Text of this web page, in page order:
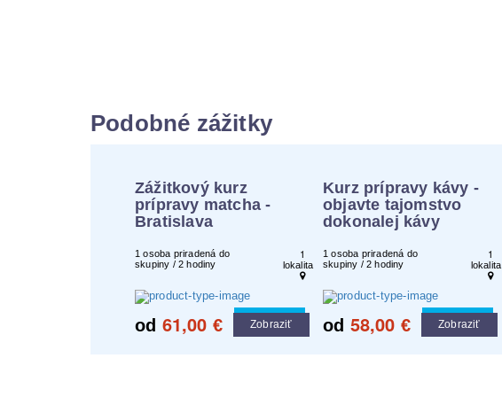
Podobné zážitky
Zážitkový kurz
prípravy matcha -
Bratislava
1 osoba priradená do
skupiny / 2 hodiny
1
lokalita
Cool tip
od 61,00 € Zobraziť
Kurz prípravy kávy -
objavte tajomstvo
dokonalej kávy
1 osoba priradená do
skupiny / 2 hodiny
1
lokalita
Cool tip
od 58,00 € Zobraziť